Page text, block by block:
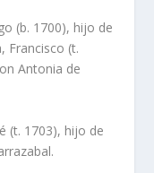
(b. 1700), hijo de
Francisco (t.
Antonia de
(t. 1703), hijo de